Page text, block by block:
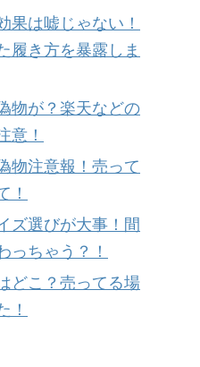
果は嘘じゃない！
履き方を暴露しま
物が？楽天などの
意！
物注意報！売って
！
ズ選びが大事！間
っちゃう？！
どこ？売ってる場
！